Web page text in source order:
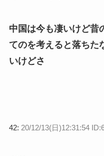
中国は今も凄いけど昔
てのを考えると落ちた
いけどさ
42: 20/12/13(日)12:31:54